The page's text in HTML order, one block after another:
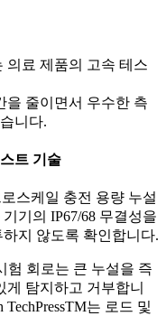
의료 제품의 고속 테스
을 줄이면서 우수한 측
니다.
트 기술
스케일 충전 용량 누설
기의 IP67/68 무결성을
지 않도록 확인합니다.
험 회로는 큰 누설을 즉
탐지하고 거부합니
는 로드 및